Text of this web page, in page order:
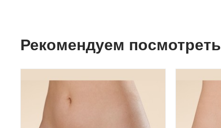
Рекомендуем посмотреть